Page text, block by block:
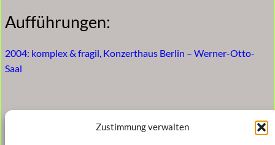
Zustimmung verwalten
Aufführungen:
2004: komplex & fragil, Konzerthaus Berlin – Werner-Otto-
Saal